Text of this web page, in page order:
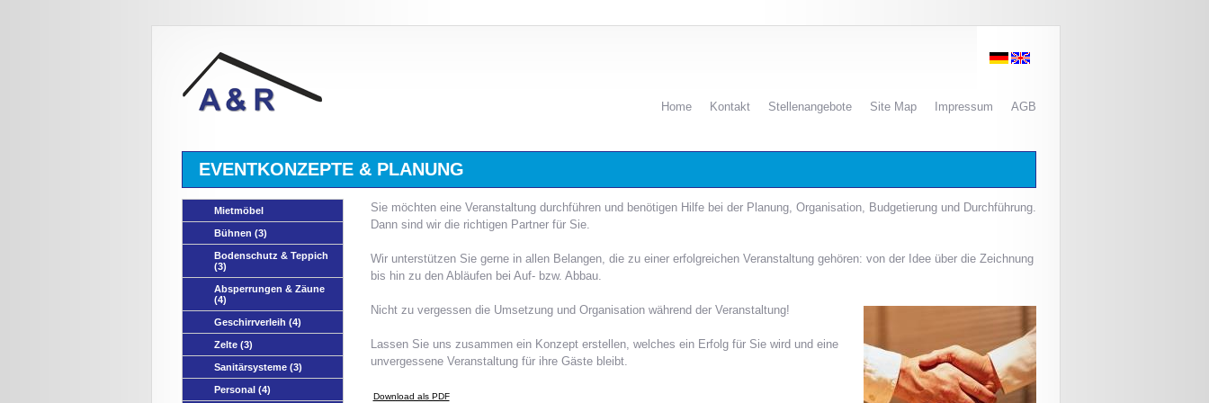
Home Kontakt Stellenangebote Site Map Impressum AGB
EVENTKONZEPTE & PLANUNG
Mietmöbel
Bühnen (3)
Bodenschutz & Teppich
(3)
Absperrungen & Zäune
(4)
Geschirrverleih (4)
Zelte (3)
Sanitärsysteme (3)
Personal (4)
Sie möchten eine Veranstaltung durchführen und benötigen Hilfe bei der Planung, Organisation, Budgetierung und Durchführung.
Dann sind wir die richtigen Partner für Sie.
Wir unterstützen Sie gerne in allen Belangen, die zu einer erfolgreichen Veranstaltung gehören: von der Idee über die Zeichnung
bis hin zu den Abläufen bei Auf- bzw. Abbau.
Nicht zu vergessen die Umsetzung und Organisation während der Veranstaltung!
Lassen Sie uns zusammen ein Konzept erstellen, welches ein Erfolg für Sie wird und eine
unvergessene Veranstaltung für ihre Gäste bleibt.
Download als PDF